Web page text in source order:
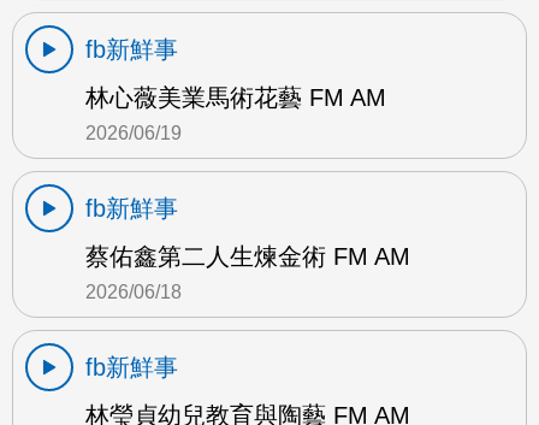
fb新鮮事
林心薇美業馬術花藝 FM AM
2026/06/19
fb新鮮事
蔡佑鑫第二人生煉金術 FM AM
2026/06/18
fb新鮮事
林瑩貞幼兒教育與陶藝 FM AM